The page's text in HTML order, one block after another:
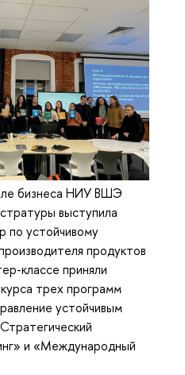
бизнеса НИУ ВШЭ
выступила
по устойчивому
продуктов
классе приняли
трех программ
устойчивым
и «Международный